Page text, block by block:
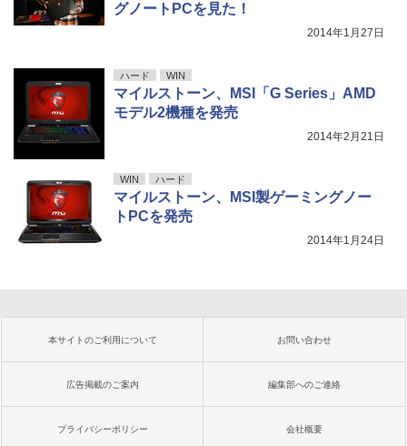
グノートPCを見た！
2014年1月27日
ハード WIN
マイルストーン、MSI「G Series」AMD
モデル2機種を発売
2014年2月21日
WIN ハード
マイルストーン、MSI製ゲーミングノー
トPCを発売
2014年1月24日
本サイトのご利用について お問い合わせ
広告掲載のご案内 編集部へのご連絡
プライバシーポリシー 会社概要